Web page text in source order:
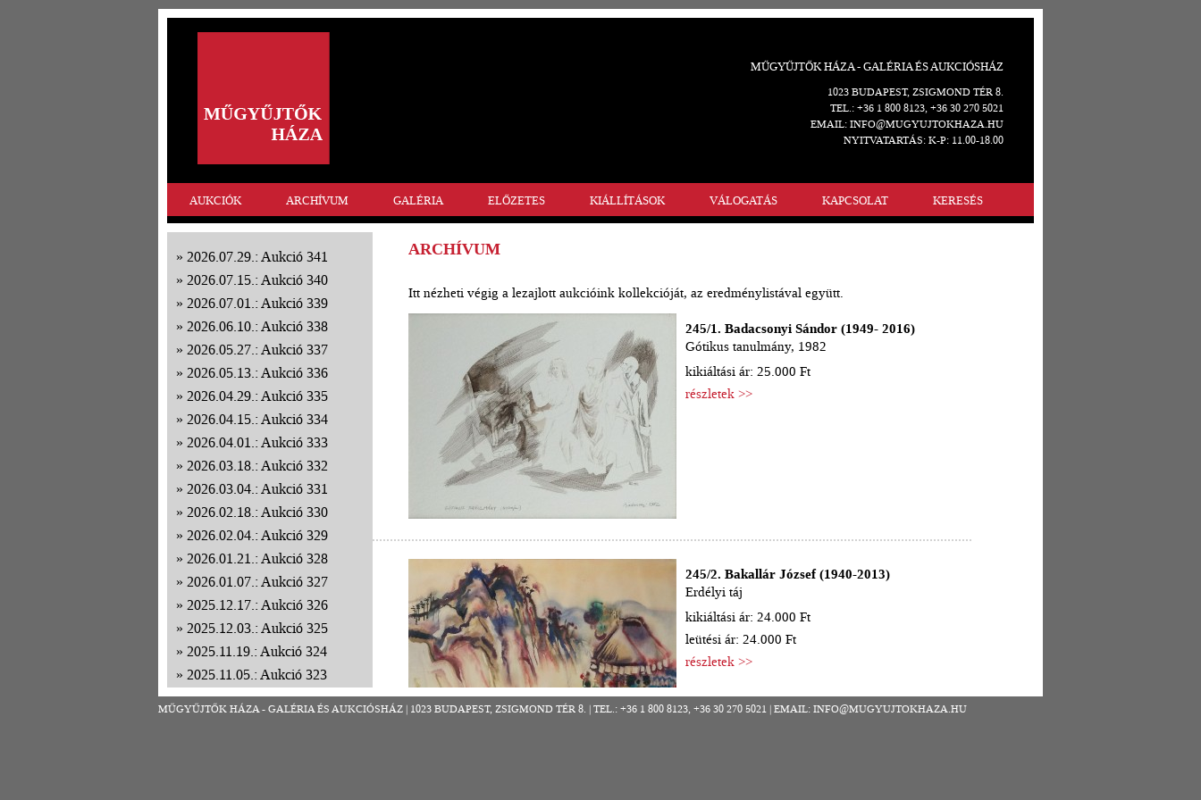
MŰGYŰJTŐK HÁZA - GALÉRIA ÉS AUKCIÓSHÁZ
1023 BUDAPEST, ZSIGMOND TÉR 8.
TEL.: +36 1 800 8123, +36 30 270 5021
EMAIL: INFO@MUGYUJTOKHAZA.HU
NYITVATARTÁS: K-P: 11.00-18.00
AUKCIÓK ARCHÍVUM GALÉRIA ELŐZETES KIÁLLÍTÁSOK VÁLOGATÁS KAPCSOLAT KERESÉS
2026.07.29.: Aukció 341
2026.07.15.: Aukció 340
2026.07.01.: Aukció 339
2026.06.10.: Aukció 338
2026.05.27.: Aukció 337
2026.05.13.: Aukció 336
2026.04.29.: Aukció 335
2026.04.15.: Aukció 334
2026.04.01.: Aukció 333
2026.03.18.: Aukció 332
2026.03.04.: Aukció 331
2026.02.18.: Aukció 330
2026.02.04.: Aukció 329
2026.01.21.: Aukció 328
2026.01.07.: Aukció 327
2025.12.17.: Aukció 326
2025.12.03.: Aukció 325
2025.11.19.: Aukció 324
2025.11.05.: Aukció 323
2025.10.22.: Aukció 322
ARCHÍVUM
Itt nézheti végig a lezajlott aukcióink kollekcióját, az eredménylistával együtt.
245/1. Badacsonyi Sándor (1949- 2016)
Gótikus tanulmány, 1982
kikiáltási ár: 25.000 Ft
részletek >>
245/2. Bakallár József (1940-2013)
Erdélyi táj
kikiáltási ár: 24.000 Ft
leütési ár: 24.000 Ft
részletek >>
MŰGYŰJTŐK HÁZA - GALÉRIA ÉS AUKCIÓSHÁZ | 1023 BUDAPEST, ZSIGMOND TÉR 8. | TEL.: +36 1 800 8123, +36 30 270 5021 | EMAIL: INFO@MUGYUJTOKHAZA.HU